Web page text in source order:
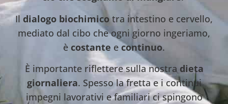
Il dialogo biochimicotra intestino e cervello,
mediato dal cibo che ogni giorno ingeriamo,
è costante e continuo.
È importante riflettere sulla nostra dieta
giornaliera. Spesso la fretta e i continui
impegni lavorativi e familiari ci spingono